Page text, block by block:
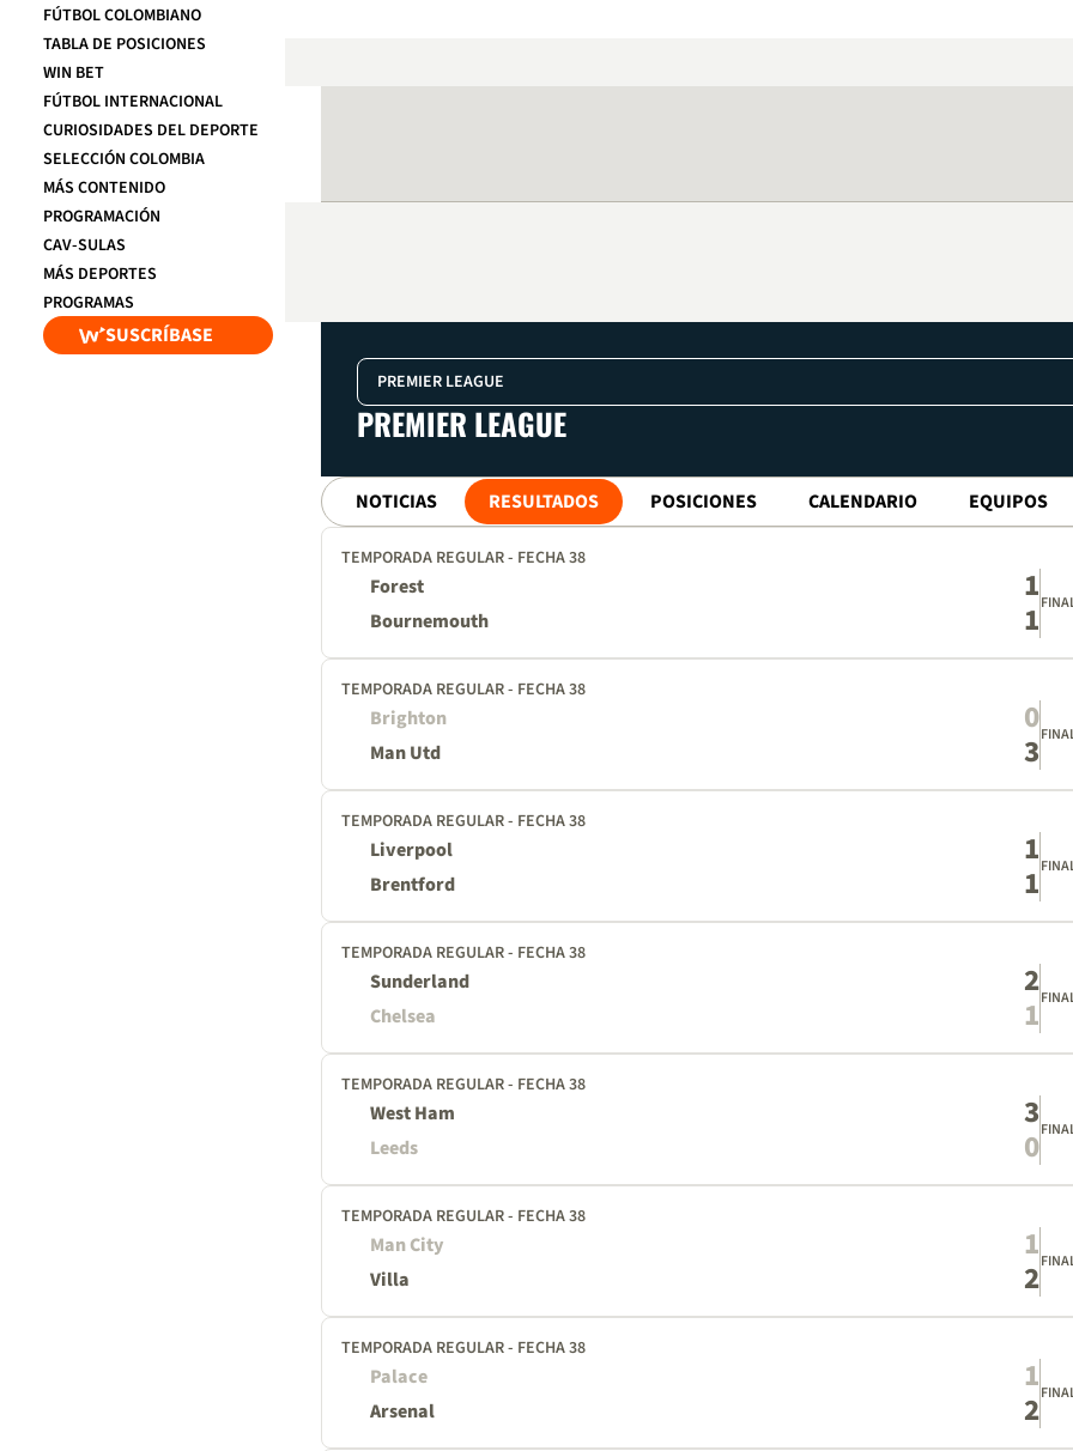
FÚTBOL COLOMBIANO
TABLA DE POSICIONES
WIN BET
FÚTBOL INTERNACIONAL
CURIOSIDADES DEL DEPORTE
SELECCIÓN COLOMBIA
MÁS CONTENIDO
PROGRAMACIÓN
CAV-SULAS
MÁS DEPORTES
PROGRAMAS
SUSCRÍBASE
PREMIER LEAGUE
NOTICIAS RESULTADOS POSICIONES CALENDARIO EQUIPOS
TEMPORADA REGULAR - FECHA 38
Forest 1
Bournemouth 1
TEMPORADA REGULAR - FECHA 38
Brighton 0
Man Utd 3
TEMPORADA REGULAR - FECHA 38
Liverpool 1
Brentford 1
TEMPORADA REGULAR - FECHA 38
Sunderland 2
Chelsea 1
TEMPORADA REGULAR - FECHA 38
West Ham 3
Leeds 0
TEMPORADA REGULAR - FECHA 38
Man City 1
Villa 2
TEMPORADA REGULAR - FECHA 38
Palace 1
Arsenal 2